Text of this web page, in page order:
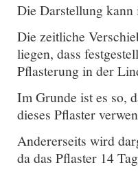
Die Darstellung
Die zeitliche
liegen, dass
Pflasterung in der
Im Grunde ist es so,
dieses Pflaster
Andererseits wird
da das Pflaster 14